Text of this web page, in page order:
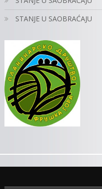
STANJE U SAOBRAĆAJU